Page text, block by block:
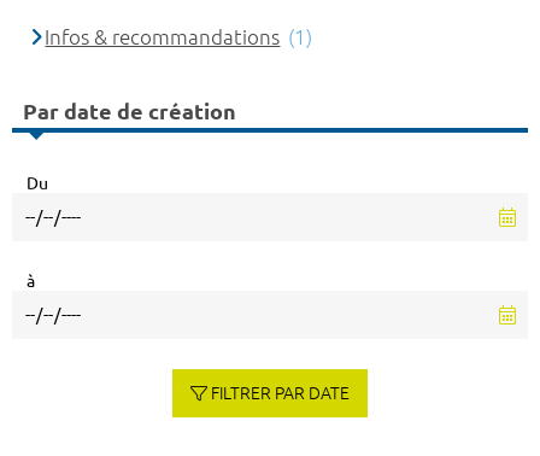
Infos & recommandations (1)
Par date de création
Du
à
FILTRER PAR DATE